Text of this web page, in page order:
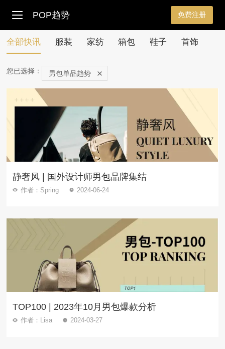
POP趋势 免费注册
全部快讯 服装 家纺 箱包 鞋子 首饰
您已选择： 男包单品趋势
静奢风 | 国外设计师男包品牌集结
作者：Spring 2024-06-24
TOP100 | 2023年10月男包爆款分析
作者：Lisa 2024-03-27